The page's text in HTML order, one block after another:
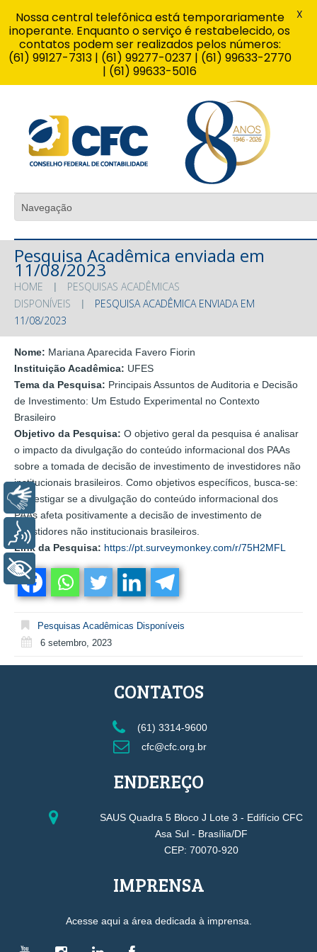
Pesquisa Acadêmica enviada em
11/08/2023
HOME
PESQUISAS ACADÊMICAS
DISPONÍVEIS
PESQUISA ACADÊMICA ENVIADA EM
11/08/2023
Nome: Mariana Aparecida Favero Fiorin
Instituição Acadêmica: UFES
Tema da Pesquisa: Principais Assuntos de Auditoria e Decisão
de Investimento: Um Estudo Experimental no Contexto
Brasileiro
Objetivo da Pesquisa: O objetivo geral da pesquisa é analisar
o impacto da divulgação do conteúdo informacional dos PAAs
sobre a tomada de decisão de investimento de investidores não
institucionais brasileiros. Como objetivos específicos, busca-se:
▪ Investigar se a divulgação do conteúdo informacional dos
PAAs afeta positivamente a decisão de investimento de
investidores não institucionais brasileiros.
Link da Pesquisa: https://pt.surveymonkey.com/r/75H2MFL
Pesquisas Acadêmicas Disponíveis
6 setembro, 2023
CONTATOS
(61) 3314-9600
cfc@cfc.org.br
ENDEREÇO
SAUS Quadra 5 Bloco J Lote 3 - Edifício CFC
Asa Sul - Brasília/DF
CEP: 70070-920
IMPRENSA
Acesse aqui a área dedicada à imprensa.
Nossa central telefônica está temporariamente
inoperante. Enquanto o serviço é restabelecido, os
contatos podem ser realizados pelos números:
(61) 99127-7313 | (61) 99277-0237 | (61) 99633-2770
| (61) 99633-5016
X
Libras
Voz
+ Acessibilidade